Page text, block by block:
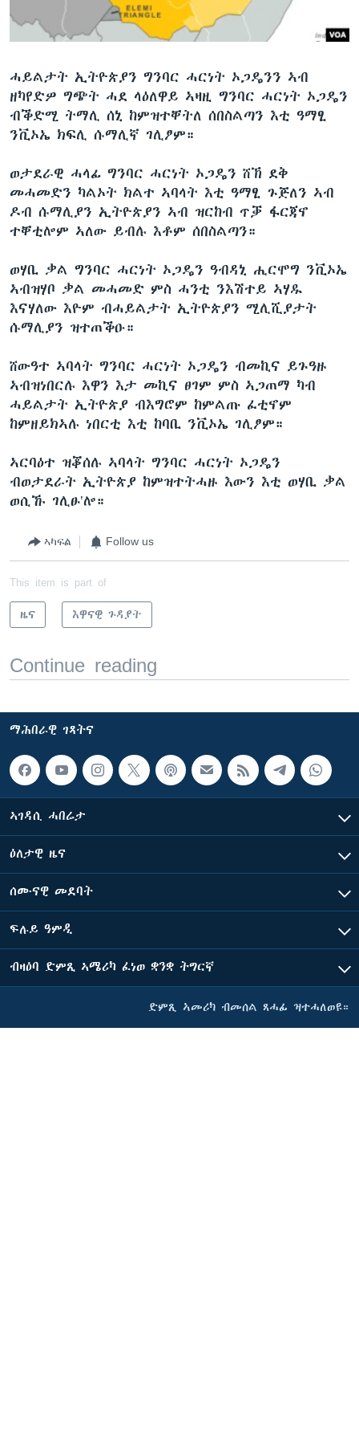
ቂሔ ጽልሚ
ቋንቋታት
ሓይልታት ኢትዮጵያን ግንባር ሓርነት ኦጋዴንን ኣብ
ዘካየድዎ ግጭት ሓደ ላዕለዋይ ኣዛዚ ግንባር ሓርነት ኦጋዴን
ብቕድሚ ትማሊ ሰኒ ከምዝተቐትለ ሰበስልጣን እቲ ዓማፂ
ንቪኦኤ ክፍሊ ሱማሊኛ ገሊፆም።
ወታደራዊ ሓላፊ ግንባር ሓርነት ኦጋዴን ሸኽ ደቅ
መሓመድን ካልኦት ክልተ ኣባላት እቲ ዓማፂ ጉጅለን ኣብ
ዶብ ሱማሊያን ኢትዮጵያን ኣብ ዝርከብ ጥቓ ፋርጃኖ
ተቐቲሎም ኣለው ይብሉ እቶም ሰበስልጣን።
ወሃቢ ቃል ግንባር ሓርነት ኦጋዴን ዓብዳኒ ሒርሞግ ንቪኦኤ
ኣብዝሃቦ ቃል መሓመድ ምስ ሓንቲ ንእሽተይ ኣሃዱ
እናሃለው እዮም ብሓይልታት ኢትዮጵያን ሚሊሺያታት
ሱማሊያን ዝተጠቕዑ።
ሸውዓተ ኣባላት ግንባር ሓርነት ኦጋዴን ብመኪና ይጉዓዙ
ኣብዝነበርሉ እዋን እታ መኪና ፀገም ምስ ኣጋጠማ ካብ
ሓይልታት ኢትዮጵያ ብእግሮም ከምልጡ ፈቲኖም
ከምዘይክኣሉ ነበርቲ እቲ ከባቢ ንቪኦኤ ገሊፆም።
ኣርባዕተ ዝቖሰሉ ኣባላት ግንባር ሓርነት ኦጋዴን
ብወታደራት ኢትዮጵያ ከምዝተትሓዙ እውን እቲ ወሃቢ ቃል
ወሲኹ ገሊፁ’ሎ።
ኣካፍል Follow us
This item is part of
ዜና እዋናዊ ጉዳያት
Continue reading
ማሕበራዊ ገጻትና
ኣገዳሲ ሓበሬታ
ዕለታዊ ዜና
ሰሙናዊ መደባት
ፍሉይ ዓምዲ
ብዛዕባ ድምጺ ኣሜሪካ ፈነወ ቋንቋ ትግርኛ
ድምጺ ኣመሪካ ብመሰል ጸሓፊ ዝተሓለወዩ።